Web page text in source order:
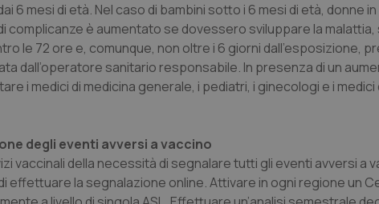
6 mesi di età. Nel caso di bambini sotto i 6 mesi di età, donne
è aumentato se dovessero sviluppare la malattia,
le 72 ore e, comunque, non oltre i 6 giorni dall’esposizione,
dall’operatore sanitario responsabile. In presenza di un
i medici di medicina generale, i pediatri, i ginecologi e i
degli eventi avversi a vaccino
vaccinali della necessità di segnalare tutti gli eventi avversi a
effettuare la segnalazione online. Attivare in ogni regione un
utilizzando la nuova o la vecchia versione
.youtube.com
5 mesi 4
settimane
Questo cookie è impostato da Youtube
delle preferenze dell'utente per i video di
nei siti; può anche determinare se il
utilizzando la nuova o la vecchia versione
Youtube.
.youtube.com
5 mesi 4
settimane
Questo cookie è impostato da YouTube
dell'autenticazione e della
utente
www.quotidianosanita.it
4
Questo cookie è impostato